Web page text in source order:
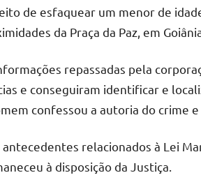
de esfaquear um menor de
da Praça da Paz, em
repassadas pela
e conseguiram identificar e
confessou a autoria do crime
relacionados à Lei
à disposição da Justiça.